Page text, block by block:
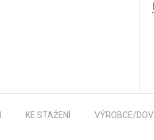
KE STAŽENÍ VÝROBCE/